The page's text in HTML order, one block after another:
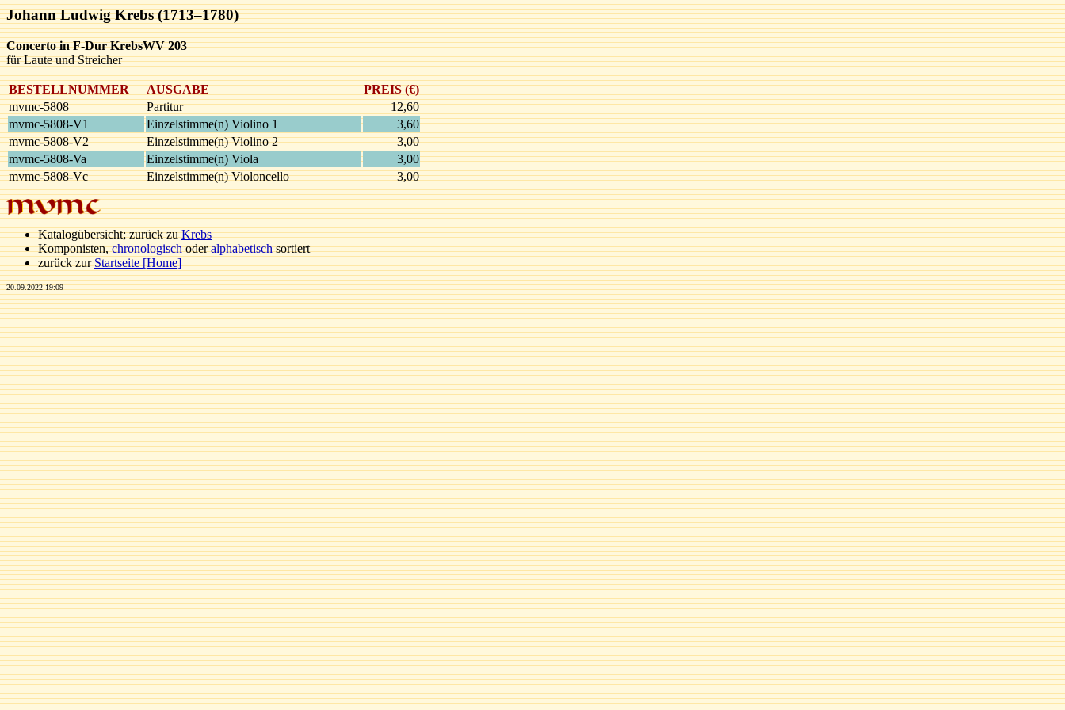
Johann Ludwig Krebs (1713–1780)
Concerto in F-Dur KrebsWV 203
für Laute und Streicher
BESTELLNUMMER AUSGABE
PREIS (€)
mvmc-5808
Partitur
12,60
mvmc-5808-V1
Einzelstimme(n) Violino 1
3,60
mvmc-5808-V2
Einzelstimme(n) Violino 2
3,00
mvmc-5808-Va
Einzelstimme(n) Viola
3,00
mvmc-5808-Vc
Einzelstimme(n) Violoncello 3,00
Katalogübersicht; zurück zuKrebs
Komponisten,chronologischoderalphabetischsortiert
zurück zurStartseite [Home]
20.09.2022 19:09